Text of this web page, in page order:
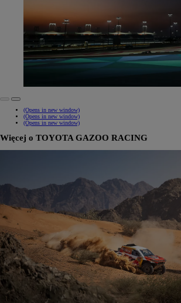
(Opens in new window)
(Opens in new window)
(Opens in new window)
Więcej o TOYOTA GAZOO RACING